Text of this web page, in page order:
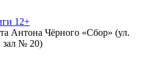
12+
Антона Чёрного «Сбор» (ул.
зал № 20)